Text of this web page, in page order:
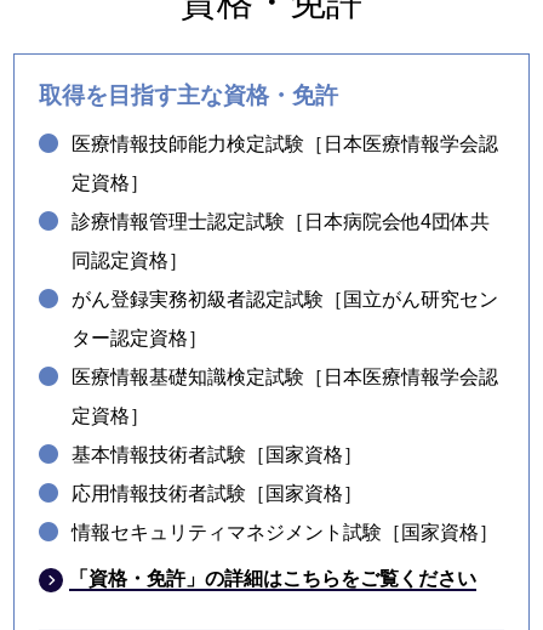
取得を目指す主な資格・免許
医療情報技師能力検定試験［日本医療情報学会認
定資格］
診療情報管理士認定試験［日本病院会他4団体共
同認定資格］
がん登録実務初級者認定試験［国立がん研究セン
ター認定資格］
医療情報基礎知識検定試験［日本医療情報学会認
定資格］
基本情報技術者試験［国家資格］
応用情報技術者試験［国家資格］
情報セキュリティマネジメント試験［国家資格］
「資格・免許」の詳細はこちらをご覧ください